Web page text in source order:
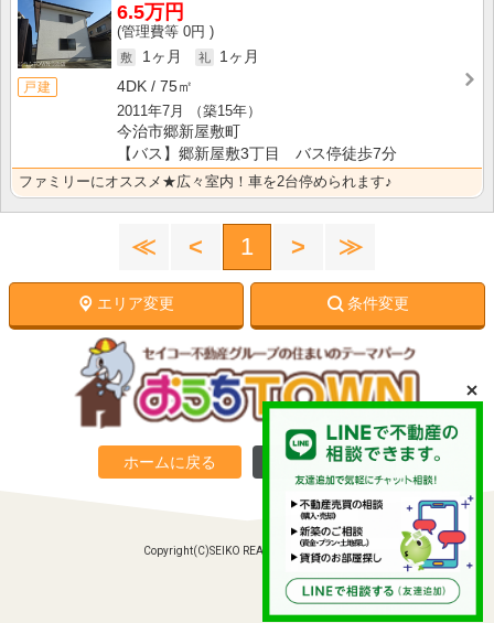
戸建
6.5万円
0円
1ヶ月
1ヶ月
4DK
75㎡
2011年7月
（築15年）
今治市郷新屋敷町
【バス】郷新屋敷3丁目 バス停徒歩7分
ファミリーにオススメ★広々室内！車を2台停められます♪
≪ < 1 > ≫
エリア変更 条件変更
ホームに戻る PC向けサイトへ
Copyright(C)SEIKO REAL ESTATE Co., Ltd.